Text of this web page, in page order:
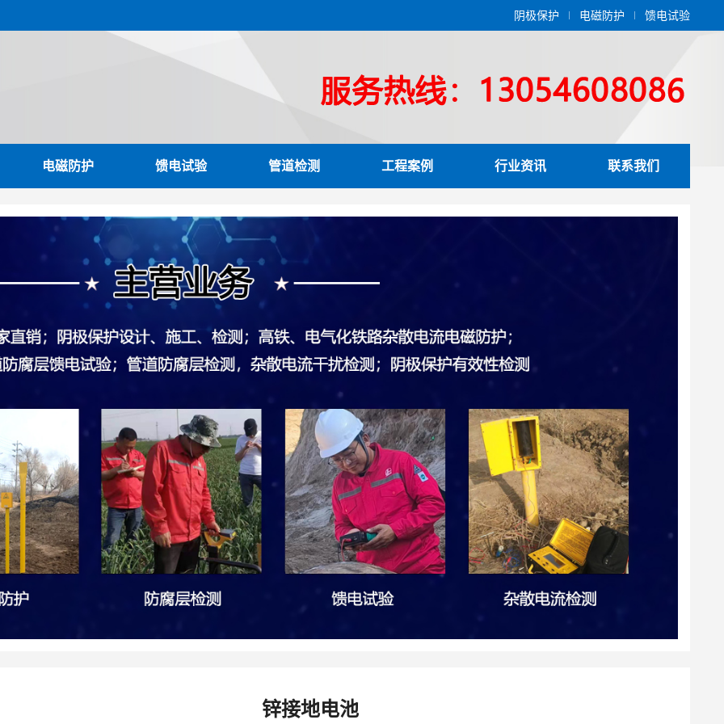
阴极保护 电磁防护 馈电试验
电磁防护 馈电试验 管道检测 工程案例 行业资讯 联系我们
锌接地电池